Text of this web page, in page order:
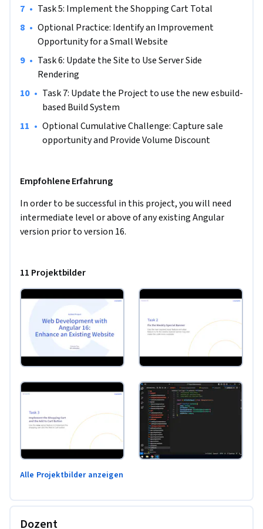
• Task 5: Implement the Shopping Cart Total
• Optional Practice: Identify an Improvement
Opportunity for a Small Website
• Task 6: Update the Site to Use Server Side
Rendering
• Task 7: Update the Project to use the new esbuild-
based Build System
• Optional Cumulative Challenge: Capture sale
opportunity and Provide Volume Discount
Empfohlene Erfahrung
In order to be successful in this project, you will need
intermediate level or above of any existing Angular
version prior to version 16.
11 Projektbilder
Alle Projektbilder anzeigen
Dozent